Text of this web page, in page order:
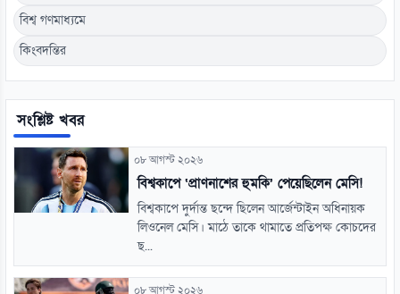
বিশ্ব গণমাধ্যমে
কিংবদন্তির
সংশ্লিষ্ট খবর
০৮ আগস্ট ২০২৬
বিশ্বকাপে ‘প্রাণনাশের হুমকি’ পেয়েছিলেন মেসি!
বিশ্বকাপে দুর্দান্ত ছন্দে ছিলেন আর্জেন্টাইন অধিনায়ক
লিওনেল মেসি। মাঠে তাকে থামাতে প্রতিপক্ষ কোচদের
ছ...
০৮ আগস্ট ২০২৬